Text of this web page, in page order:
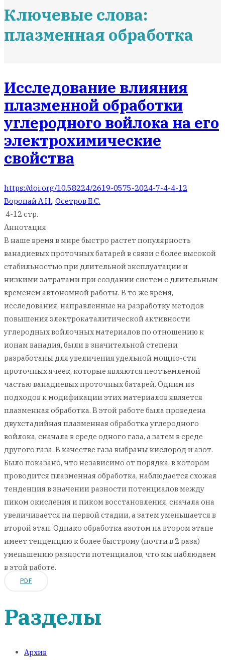
Ключевые слова:
плазменная обработка
Исследование влияния
плазменной обработки
углеродного войлока на его
электрохимические
свойства
https://doi.org/10.58224/2619-0575-2024-7-4-4-12
Воропай А.Н., Осетров Е.С.
4-12 стр.
Аннотация
В наше время в мире быстро растет популярность
ванадиевых проточных батарей в связи с более высокой
стабильностью при длительной эксплуатации и
низкими затратами при создании систем с длительным
временем автономной работы. В то же время,
исследования, направленные на разработку методов
повышения электрокаталитической активности
углеродных войлочных материалов по отношению к
ионам ванадия, были в значительной степени
разработаны для увеличения удельной мощно-сти
проточных ячеек, которые являются неотъемлемой
частью ванадиевых проточных батарей. Одним из
подходов к модификации этих материалов является
плазменная обработка. В этой работе была проведена
двухстадийная плазменная обработка углеродного
войлока, сначала в среде одного газа, а затем в среде
другого газа. В качестве газа выбраны кислород и азот.
Было показано, что независимо от порядка, в котором
проводится плазменная обработка, наблюдается схожая
тенденция в значении разности потенциалов между
пиком окисления и пиком восстановления, сначала она
увеличивается на первой стадии, а затем уменьшается в
второй этап. Однако обработка азотом на втором этапе
имеет тенденцию к более быстрому (почти в 2 раза)
уменьшению разности потенциалов, что мы наблюдаем
в этой работе.
PDF
Разделы
Архив